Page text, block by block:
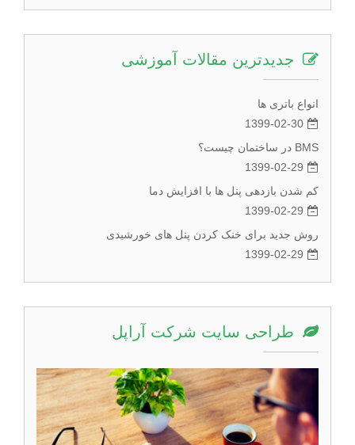
جدیدترین مقالات آموزشی
انواع باتری ها
1399-02-30
BMS در ساختمان چیست؟
1399-02-29
کم شدن بازدهی پنل ها با افزایش دما
1399-02-29
روش جدید برای خنک کردن پنل های خورشیدی
1399-02-29
طراحی سایت شرکت آراپل